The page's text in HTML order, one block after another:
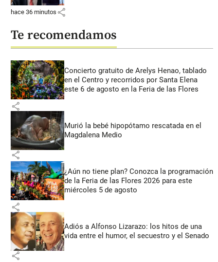
hace 36 minutos share
Te recomendamos
Concierto gratuito de Arelys Henao, tablado
en el Centro y recorridos por Santa Elena
este 6 de agosto en la Feria de las Flores
share
Murió la bebé hipopótamo rescatada en el
Magdalena Medio
share
¿Aún no tiene plan? Conozca la programación
de la Feria de las Flores 2026 para este
miércoles 5 de agosto
share
Adiós a Alfonso Lizarazo: los hitos de una
vida entre el humor, el secuestro y el Senado
share